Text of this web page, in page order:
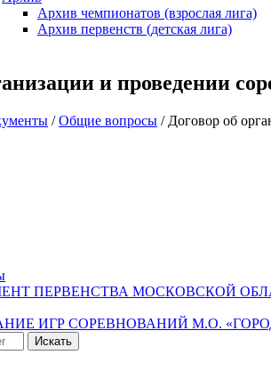
Архив чемпионатов (взрослая лига)
Архив первенств (детская лига)
и проведении
/Общие вопросы / Договор об
ПЕРВЕНСТВА МОСКОВСКОЙ
ИГР СОРЕВНОВАНИЙ М.О.